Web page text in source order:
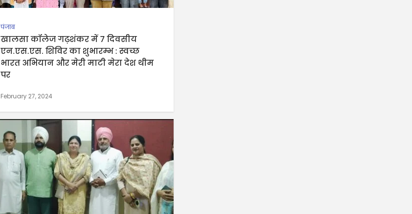
पंजाब
खालसा कॉलेज गढ़शंकर में 7 दिवसीय
एन.एस.एस. शिविर का शुभारम्भ : स्वच्छ
भारत अभियान और मेरी माटी मेरा देश थीम
पर
February 27, 2024